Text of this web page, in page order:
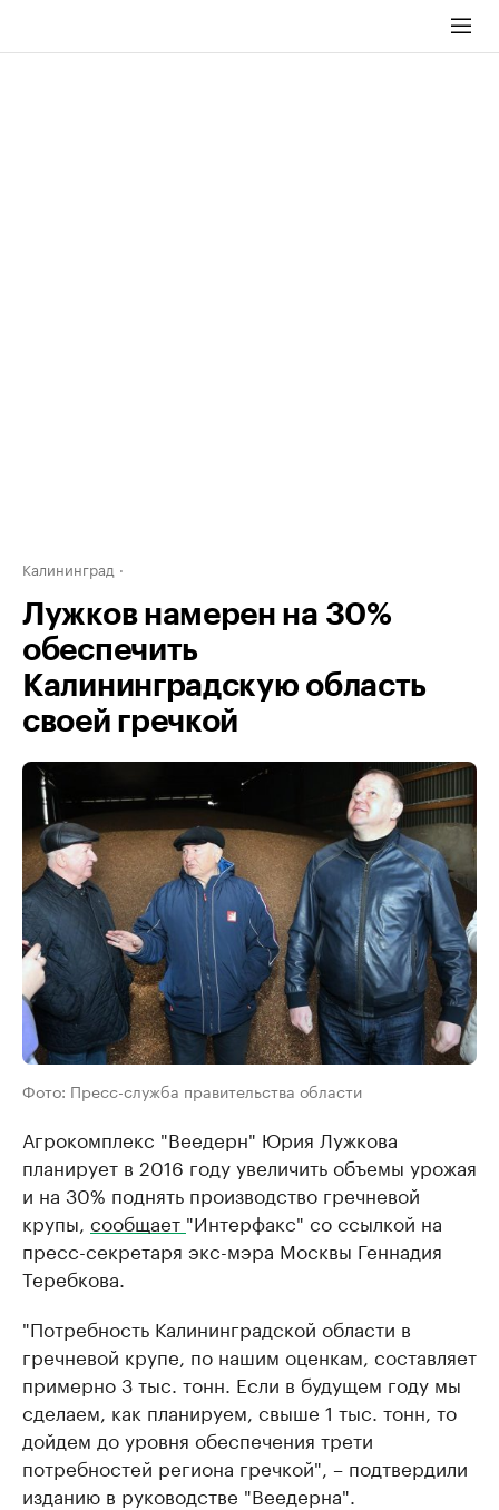
Калининград
Лужков намерен на 30%
обеспечить
Калининградскую область
своей гречкой
Фото: Пресс-служба правительства области
Агрокомплекс "Веедерн" Юрия Лужкова
планирует в 2016 году увеличить объемы урожая
и на 30% поднять производство гречневой
крупы, сообщает "Интерфакс" со ссылкой на
пресс-секретаря экс-мэра Москвы Геннадия
Теребкова.
"Потребность Калининградской области в
гречневой крупе, по нашим оценкам, составляет
примерно 3 тыс. тонн. Если в будущем году мы
сделаем, как планируем, свыше 1 тыс. тонн, то
дойдем до уровня обеспечения трети
потребностей региона гречкой", – подтвердили
изданию в руководстве "Веедерна".